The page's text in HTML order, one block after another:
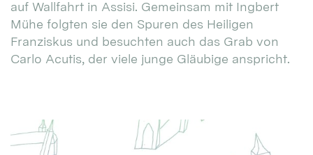
auf Wallfahrt in Assisi. Gemeinsam mit Ingbert
Mühe folgten sie den Spuren des Heiligen
Franziskus und besuchten auch das Grab von
Carlo Acutis, der viele junge Gläubige anspricht.